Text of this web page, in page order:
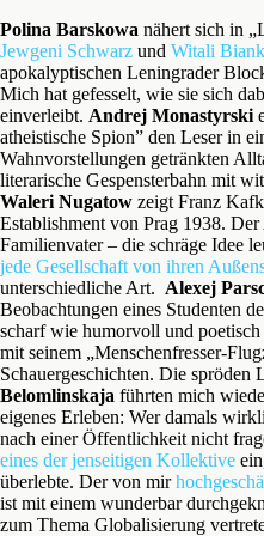
Polina Barskowa nähert sich in
Jewgeni Schwarz und Witali
apokalyptischen Leningrader
Mich hat gefesselt, wie sie sich
einverleibt. Andrej Monastyrski
atheistische Spion” den Leser in
Wahnvorstellungen getränkten
literarische Gespensterbahn mit
Waleri Nugatow zeigt Franz
Establishment von Prag 1938.
Familienvater – die schräge Idee
jede Gesellschaft von ihren
unterschiedliche Art. Alexej
Beobachtungen eines Studenten
scharf wie humorvoll und poetisch
mit seinem „Menschenfresser-
Schauergeschichten. Die spröden
Belomlinskaja führten mich
eigenes Erleben: Wer damals
nach einer Öffentlichkeit nicht
eines der jenseitigen Kollektive
überlebte. Der von mir
ist mit einem wunderbar
zum Thema Globalisierung